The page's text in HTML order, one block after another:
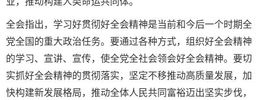
全会指出，学习好贯彻好全会精神是当前和今后一个时期全
党全国的重大政治任务。要通过各种方式，组织好全会精神
的学习、宣讲、宣传，使全党全社会领会好全会精神。要切
实抓好全会精神的贯彻落实，坚定不移推动高质量发展，加
快构建新发展格局，推动全体人民共同富裕迈出坚实步伐，